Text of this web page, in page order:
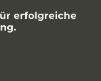
erfolgreiche